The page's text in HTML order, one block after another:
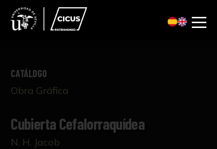
CATÁLOGO
Obra Gráfica
Cubierta Cefalorraquídea
N. H. Jacob